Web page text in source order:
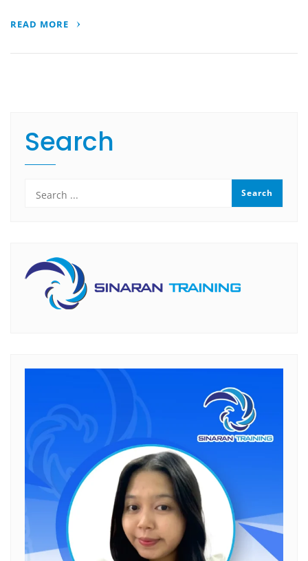
READ MORE
Search